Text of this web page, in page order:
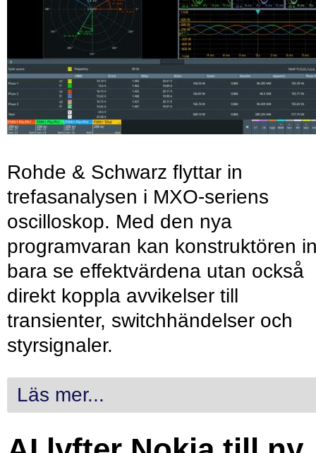
Rohde & Schwarz flyttar in
trefasanalysen i MXO-seriens
oscilloskop. Med den nya
programvaran kan konstruktören
bara se effektvärdena utan också
direkt koppla avvikelser till
transienter, switchhändelser och
styrsignaler.
Läs mer...